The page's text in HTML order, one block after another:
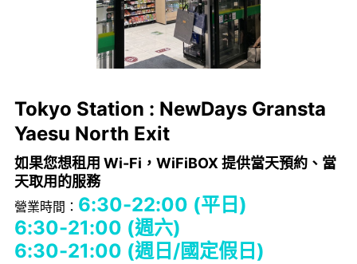
Tokyo Station : NewDays Gransta
Yaesu North Exit
如果您想租用 Wi-Fi，WiFiBOX 提供當天預約、當
天取用的服務
營業時間： 6:30-22:00 (平日)
6:30-21:00 (週六)
6:30-21:00 (週日/國定假日)